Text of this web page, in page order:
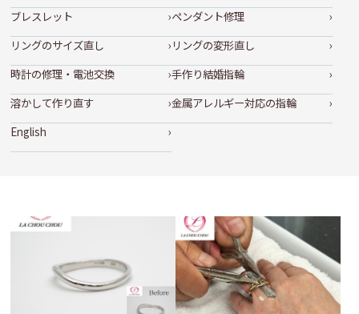
ブレスレット
ペンダント修理
リングのサイズ直し
リングの変形直し
時計の修理・電池交換
手作り結婚指輪
溶かして作り直す
金属アレルギー対応の指輪
English